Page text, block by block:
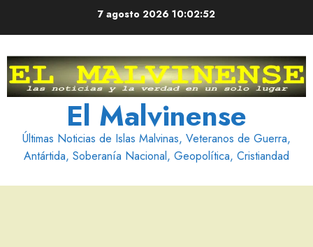
7 agosto 2026 10:02:54
El Malvinense
Últimas Noticias de Islas Malvinas, Veteranos de Guerra,
Antártida, Soberanía Nacional, Geopolítica, Cristiandad